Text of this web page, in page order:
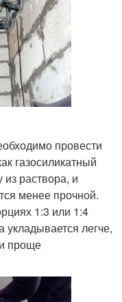
провести
газосиликатный
раствора, и
менее прочной.
1:3 или 1:4
укладывается легче,
проще